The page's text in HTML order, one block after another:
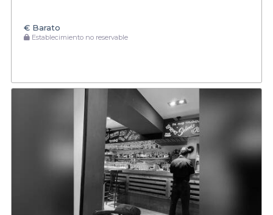
€ Barato
Establecimiento no reservable